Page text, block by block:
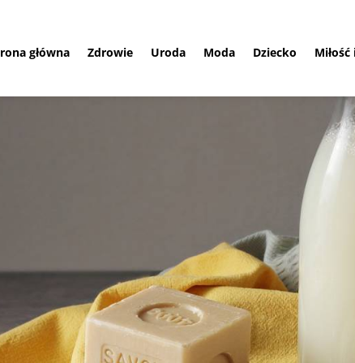
główna Zdrowie Uroda Moda Dziecko